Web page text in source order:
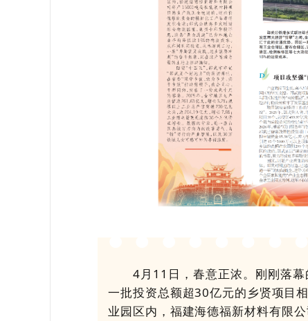
4月11日，春意正浓。刚刚落幕
一批投资总额超30亿元的乡贤项目
业园区内，福建海德福新材料有限